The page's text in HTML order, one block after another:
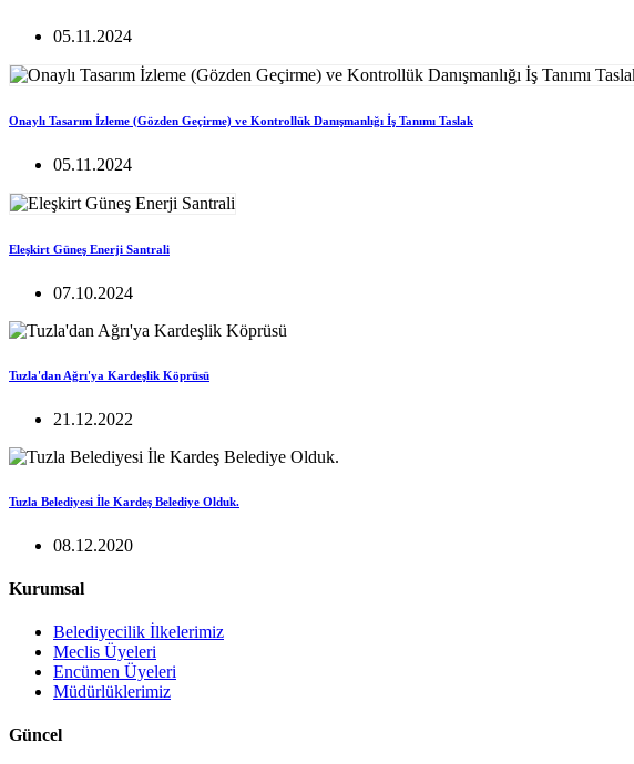
05.11.2024
Onaylı Tasarım İzleme (Gözden Geçirme) ve Kontrollük Danışmanlığı İş Tanımı Taslak
05.11.2024
Eleşkirt Güneş Enerji Santrali
07.10.2024
Tuzla'dan Ağrı'ya Kardeşlik Köprüsü
21.12.2022
Tuzla Belediyesi İle Kardeş Belediye Olduk.
08.12.2020
Kurumsal
Belediyecilik İlkelerimiz
Meclis Üyeleri
Encümen Üyeleri
Müdürlüklerimiz
Güncel